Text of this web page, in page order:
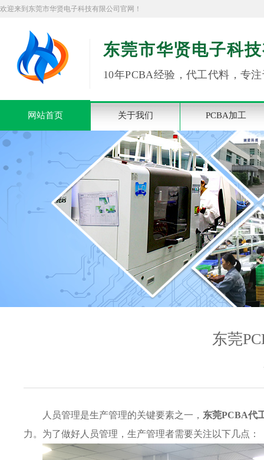
欢迎来到东莞市华贤电子科技有限公司官网！
东莞市华贤电子科
10年PCBA经验，代工代料，专
网站首页 关于我们 PCBA加工
东莞
人员管理是生产管理的关键要素之一， 东莞PCBA代
力。为了做好人员管理，生产管理者需要关注以下几点：